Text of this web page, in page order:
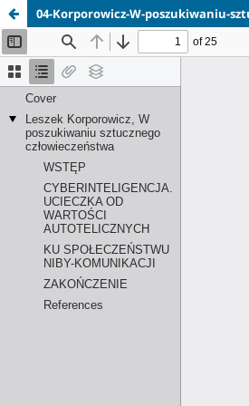
04-Korporowicz-W-poszukiwaniu-